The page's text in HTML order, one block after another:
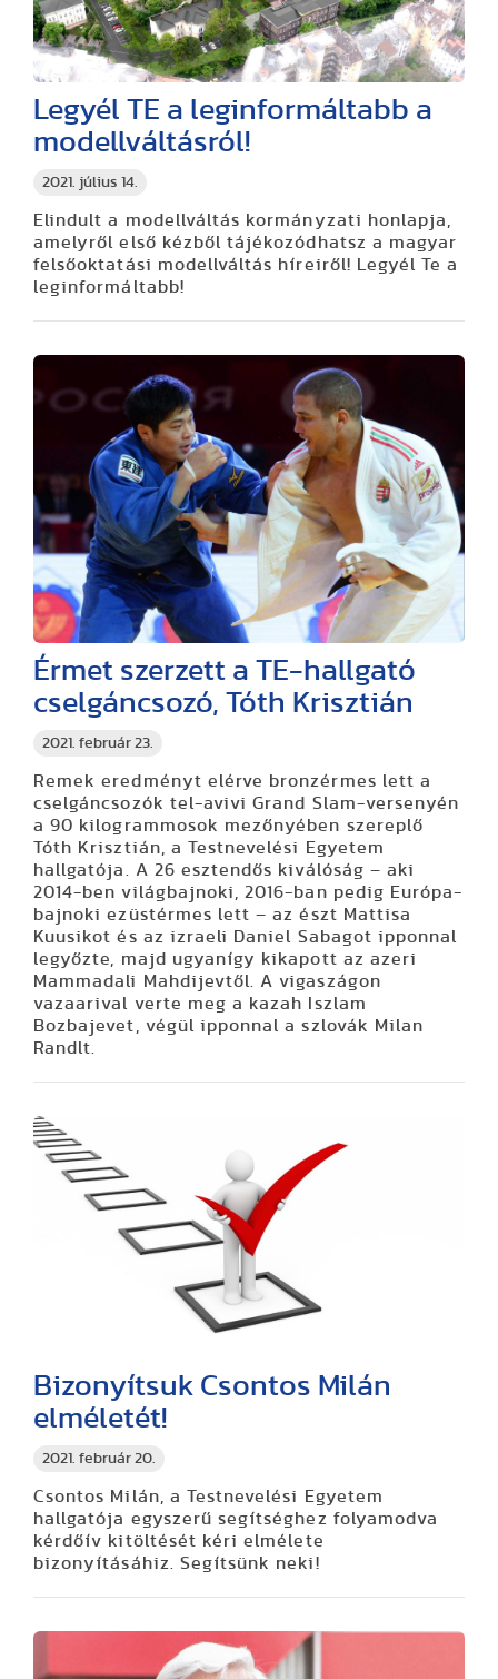
2021. július 14.
Legyél TE a leginformáltabb a
modellváltásról!
Elindult a modellváltás kormányzati honlapja,
amelyről első kézből tájékozódhatsz a magyar
felsőoktatási modellváltás híreiről! Legyél Te a
leginformáltabb!
2021. február 23.
Érmet szerzett a TE-hallgató
cselgáncsozó, Tóth Krisztián
Remek eredményt elérve bronzérmes lett a
cselgáncsozók tel-avivi Grand Slam-versenyén
a 90 kilogrammosok mezőnyében szereplő
Tóth Krisztián, a Testnevelési Egyetem
hallgatója. A 26 esztendős kiválóság – aki
2014-ben világbajnoki, 2016-ban pedig Európa-
bajnoki ezüstérmes lett – az észt Mattisa
Kuusikot és az izraeli Daniel Sabagot ipponnal
legyőzte, majd ugyanígy kikapott az azeri
Mammadali Mahdijevtől. A vigaszágon
vazaarival verte meg a kazah Iszlam
Bozbajevet, végül ipponnal a szlovák Milan
Randlt.
2021. február 20.
Bizonyítsuk Csontos Milán
elméletét!
Csontos Milán, a Testnevelési Egyetem
hallgatója egyszerű segítséghez folyamodva
kérdőív kitöltését kéri elmélete
bizonyításáhiz. Segítsünk neki!